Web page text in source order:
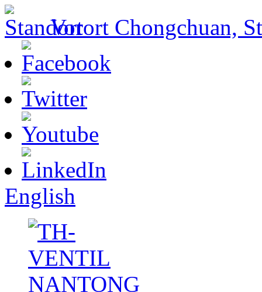
Vorort Chongchuan,
English